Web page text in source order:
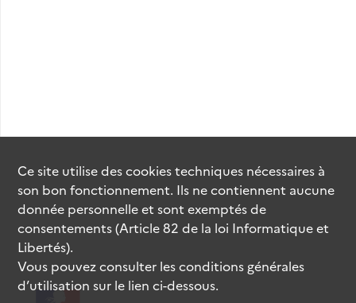
Ce site utilise descookiestechniques nécessaires à
son bon fonctionnement. Ils ne contiennent aucune
donnée personnelle et sont exemptés de
consentements (Article 82 de la loi Informatique et
Libertés).
Vous pouvez consulter les conditions générales
d’utilisation sur le lien ci-dessous.